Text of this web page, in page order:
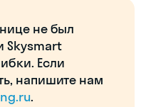
не был
Skysmart
Если
напишите нам
.